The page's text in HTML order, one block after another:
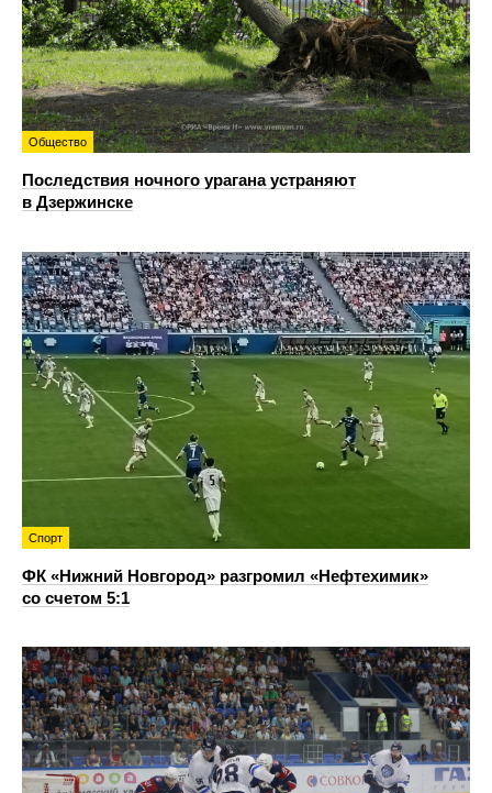
Общество
Последствия ночного урагана устраняют
в Дзержинске
Спорт
ФК «Нижний Новгород» разгромил «Нефтехимик»
со счетом 5:1